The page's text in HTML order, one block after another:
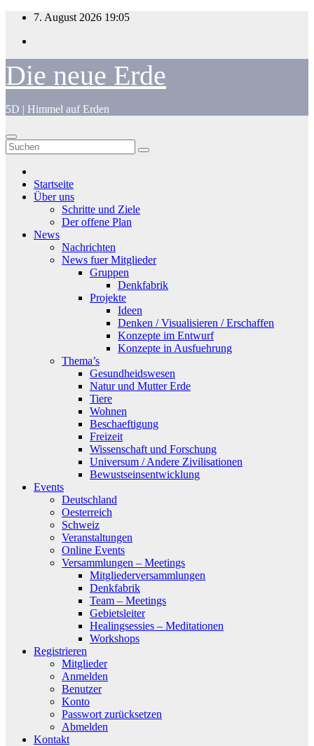
Zum
springen
7. August 2026 19:05
Die neue Erde
5D | Himmel auf Erden
Startseite
Über uns
Schritte und Ziele
Der offene Plan
News
Nachrichten
News fuer Mitglieder
Gruppen
Denkfabrik
Projekte
Ideen
Denken / Visualisieren / Erschaffen
Konzepte im Entwurf
Konzepte in Ausfuehrung
Thema’s
Gesundheidswesen
Natur und Mutter Erde
Tiere
Wohnen
Beschaeftigung
Freizeit
Wissenschaft und Forschung
Universum / Andere Zivilisationen
Bewustseinsentwicklung
Events
Deutschland
Oesterreich
Schweiz
Veranstaltungen
Online Events
Versammlungen – Meetings
Mitgliederversammlungen
Denkfabrik
Team – Meetings
Gebietsleiter
Healingsessies – Meditationen
Workshops
Registrieren
Mitglieder
Anmelden
Benutzer
Konto
Passwort zurücksetzen
Abmelden
Kontakt